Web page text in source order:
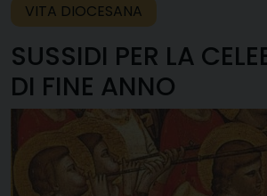
VITA DIOCESANA
SUSSIDI PER LA
DI FINE ANNO